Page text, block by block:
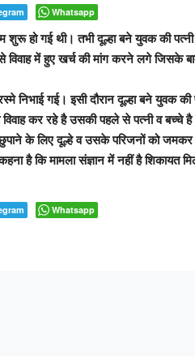
Whatsapp
हो गई थी। तभी दूल्हा बने युवक की
में हुए खर्च की मांग करने लगे जिसके
गई। इसी दौरान दूल्हा बने युवक की
कर रहे है उसकी पहले से पत्नी व बच्चे
के लिए दूल्हे व उसके परिजनों को
है कि मामला संज्ञान में नहीं है शिकायत
Whatsapp